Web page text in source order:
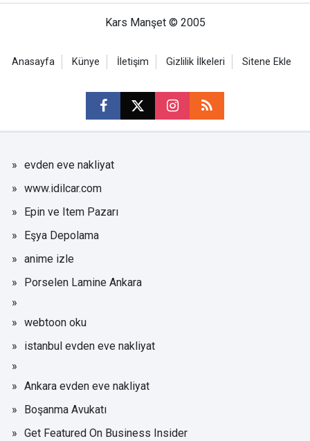
Kars Manşet © 2005
Anasayfa Künye İletişim Gizlilik İlkeleri Sitene Ekle
evden eve nakliyat
www.idilcar.com
Epin ve Item Pazarı
Eşya Depolama
anime izle
Porselen Lamine Ankara
webtoon oku
istanbul evden eve nakliyat
Ankara evden eve nakliyat
Boşanma Avukatı
Get Featured On Business Insider